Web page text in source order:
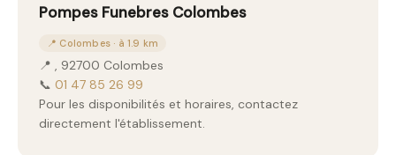
Pompes Funebres Colombes
📍 Colombes · à 1.9 km
📍 , 92700 Colombes
📞 01 47 85 26 99
Pour les disponibilités et horaires, contactez
directement l'établissement.